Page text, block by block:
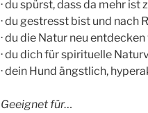
· du spürst, dass da mehr
· du gestresst bist und nach
· du die Natur neu
· du dich für spirituelle
· dein Hund ängstlich,
Geeignet für…